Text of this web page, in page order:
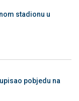
stadionu u
pobjedu na